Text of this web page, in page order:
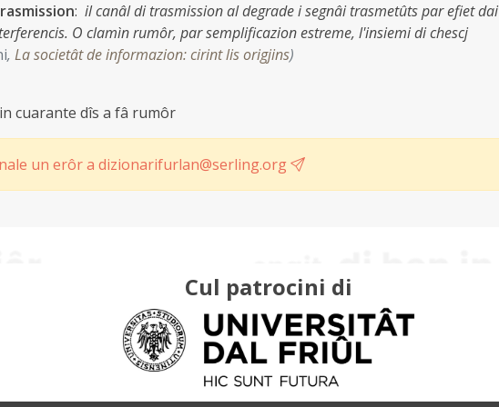
: il canâl di trasmission al degrade i segnâi trasmetûts par efiet dai
O clamìn rumôr, par semplificazion estreme, l'insiemi di chescj
, La societât de informazion: cirint lis origjins)
cuarante dîs a fâ rumôr
un erôr a dizionarifurlan@serling.org
Cul patrocini di